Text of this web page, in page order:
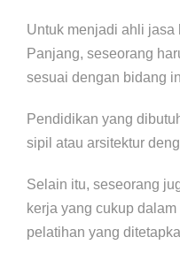
Untuk menjadi ahli jasa
Panjang, seseorang
sesuai dengan bidang
Pendidikan yang
sipil atau arsitektur
Selain itu, seseorang
kerja yang cukup
pelatihan yang